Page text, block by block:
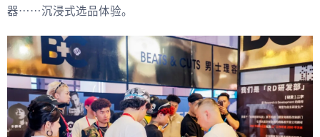
器……沉浸式选品体验。